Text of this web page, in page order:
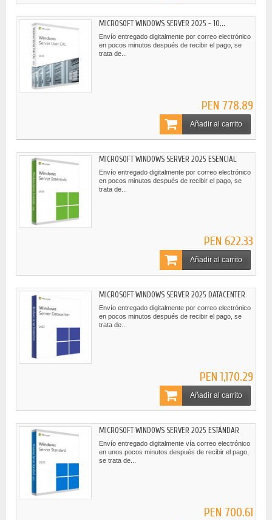
MICROSOFT WINDOWS SERVER 2025 - 10...
Envío entregado digitalmente por correo electrónico
en pocos minutos después de recibir el pago, se
trata de...
PEN 778.89
Añadir al carrito
MICROSOFT WINDOWS SERVER 2025 ESENCIAL
Envío entregado digitalmente por correo electrónico
en pocos minutos después de recibir el pago, se
trata de...
PEN 622.33
Añadir al carrito
MICROSOFT WINDOWS SERVER 2025 DATACENTER
Envío entregado digitalmente por correo electrónico
en pocos minutos después de recibir el pago, se
trata de...
PEN 1,170.29
Añadir al carrito
MICROSOFT WINDOWS SERVER 2025 ESTÁNDAR
Envío entregado digitalmente vía correo electrónico
en unos pocos minutos después de recibir el pago,
se trata de...
PEN 700.61